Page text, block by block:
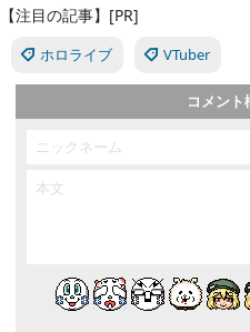
【注目の記事】[PR]
ホロライブ VTuber
コメント